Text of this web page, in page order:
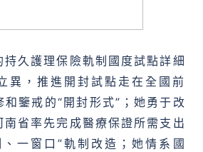
久護理保險軌制國度試點詳細
異，推進開封試點走在全國前
鑒戒的“開封形式”；她勇于改
省率先完成醫療保證所需支出
一窗口”軌制改造；她情系國